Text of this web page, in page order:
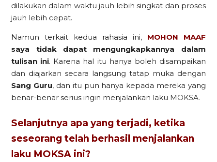
dilakukan dalam waktu jauh lebih singkat dan proses
jauh lebih cepat.
Namun terkait kedua rahasia ini, MOHON MAAF
saya tidak dapat mengungkapkannya dalam
tulisan ini. Karena hal itu hanya boleh disampaikan
dan diajarkan secara langsung tatap muka dengan
Sang Guru, dan itu pun hanya kepada mereka yang
benar-benar serius ingin menjalankan laku MOKSA.
Selanjutnya apa yang terjadi, ketika
seseorang telah berhasil menjalankan
laku MOKSA ini?